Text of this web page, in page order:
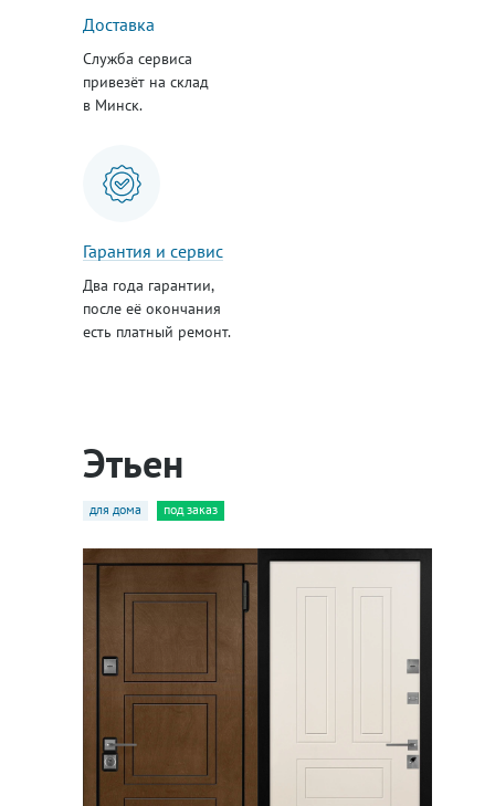
Доставка
Служба сервиса
привезёт на склад
в Минск.
Гарантия и сервис
Два года гарантии,
после её окончания
есть платный ремонт.
Этьен
для дома под заказ